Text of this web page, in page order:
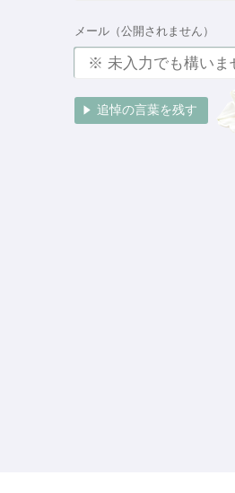
メール（公開されません）